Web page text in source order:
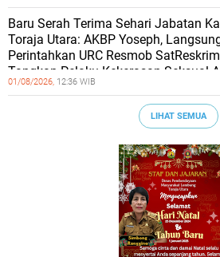
Baru Serah Terima Sehari Jabatan
Toraja Utara: AKBP Yoseph,
Perintahkan URC Resmob SatReskrim
Tangkap Pelaku Kekerasan Seksual
01/08/2026, 12:36 WIB
LIHAT SEMUA